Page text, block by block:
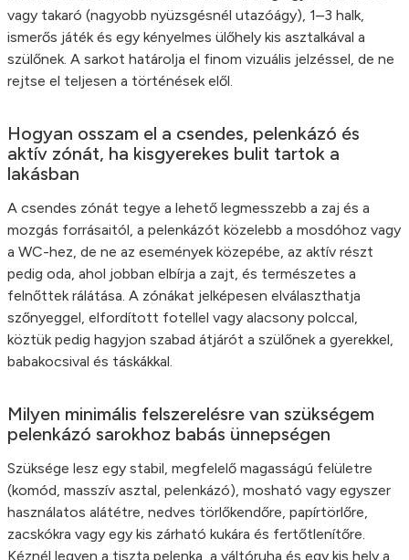
vagy takaró (nagyobb nyüzsgésnél utazóágy), 1–3 halk,
ismerős játék és egy kényelmes ülőhely kis asztalkával a
szülőnek. A sarkot határolja el finom vizuális jelzéssel, de ne
rejtse el teljesen a történések elől.
Hogyan osszam el a csendes, pelenkázó és
aktív zónát, ha kisgyerekes bulit tartok a
lakásban
A csendes zónát tegye a lehető legmesszebb a zaj és a
mozgás forrásaitól, a pelenkázót közelebb a mosdóhoz vagy
a WC-hez, de ne az események közepébe, az aktív részt
pedig oda, ahol jobban elbírja a zajt, és természetes a
felnőttek rálátása. A zónákat jelképesen elválaszthatja
szőnyeggel, elfordított fotellel vagy alacsony polccal,
köztük pedig hagyjon szabad átjárót a szülőnek a gyerekkel,
babakocsival és táskákkal.
Milyen minimális felszerelésre van szükségem
pelenkázó sarokhoz babás ünnepségen
Szüksége lesz egy stabil, megfelelő magasságú felületre
(komód, masszív asztal, pelenkázó), mosható vagy egyszer
használatos alátétre, nedves törlőkendőre, papírtörlőre,
zacskókra vagy egy kis zárható kukára és fertőtlenítőre.
Kéznél legyen a tiszta pelenka, a váltóruha és egy kis hely a